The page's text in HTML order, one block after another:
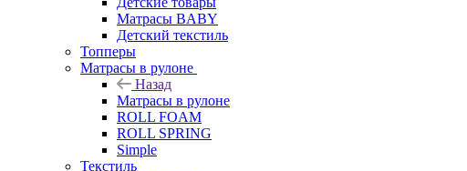
Матрасы BABY
Детский текстиль
Топперы
Матрасы в рулоне
Назад
Матрасы в рулоне
ROLL FOAM
ROLL SPRING
Simple
Текстиль